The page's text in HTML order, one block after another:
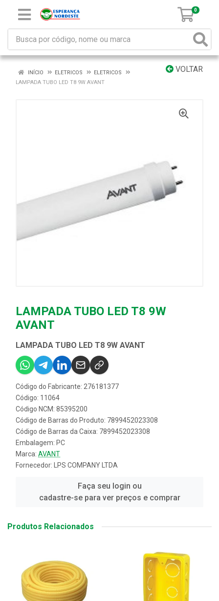
0
VOLTAR
INÍCIO ELETRICOS
ELETRICOS
LAMPADA TUBO LED T8 9W AVANT
LAMPADA TUBO LED T8 9W
AVANT
LAMPADA TUBO LED T8 9W AVANT
Código do Fabricante: 276181377
Código: 11064
Código NCM: 85395200
Código de Barras do Produto: 7899452023308
Código de Barras da Caixa: 7899452023308
Embalagem: PC
Marca: AVANT
Fornecedor:
LPS COMPANY LTDA
Faça seu login ou
cadastre-se para ver preços e comprar
Produtos Relacionados